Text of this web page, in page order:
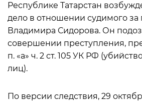
Республике Татарстан
дело в отношении судимого за
Владимира Сидорова. Он
совершении преступления,
п. «а» ч. 2 ст. 105 УК РФ
лиц).
По версии следствия, 29